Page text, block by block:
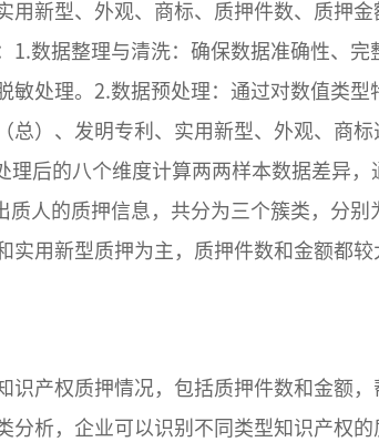
新型、外观、商标、质押件数、质押
数据整理与清洗：确保数据准确性、
处理。2.数据预处理：通过对数值类
）、发明专利、实用新型、外观、商
后的八个维度计算两两样本数据差异
人的质押信息，共分为三个簇类，分
用新型质押为主，质押件数和金额都较
产权质押情况，包括质押件数和金额
析，企业可以识别不同类型知识产权